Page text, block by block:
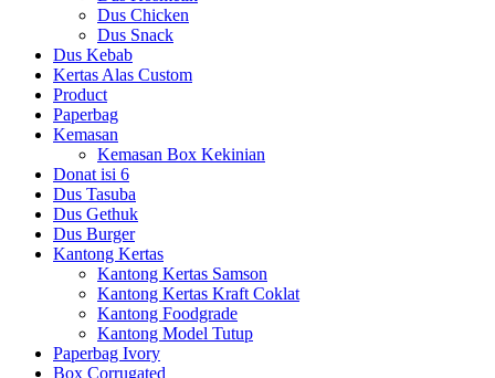
Dus Chicken
Dus Snack
Dus Kebab
Kertas Alas Custom
Product
Paperbag
Kemasan
Kemasan Box Kekinian
Donat isi 6
Dus Tasuba
Dus Gethuk
Dus Burger
Kantong Kertas
Kantong Kertas Samson
Kantong Kertas Kraft Coklat
Kantong Foodgrade
Kantong Model Tutup
Paperbag Ivory
Box Corrugated